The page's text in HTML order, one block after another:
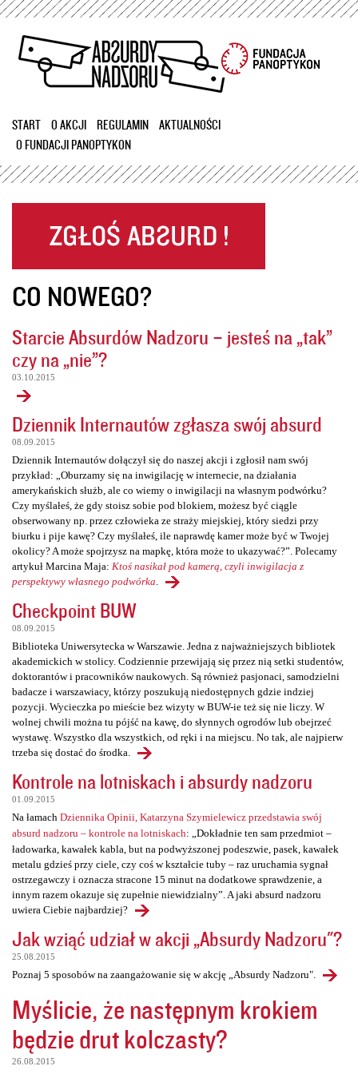
Przejdź
treści
START O AKCJI REGULAMIN
AKTUALNOŚCI
O FUNDACJI PANOPTYKON
CO NOWEGO?
Starcie Absurdów Nadzoru – jesteś na „tak”
czy na „nie”?
03.10.2015
Dziennik Internautów zgłasza swój absurd
08.09.2015
Dziennik Internautów dołączył się do naszej akcji i zgłosił nam swój
przykład: „Oburzamy się na inwigilację w internecie, na działania
amerykańskich służb, ale co wiemy o inwigilacji na własnym podwórku?
Czy myślałeś, że gdy stoisz sobie pod blokiem, możesz być ciągle
obserwowany np. przez człowieka ze straży miejskiej, który siedzi przy
biurku i pije kawę? Czy myślałeś, ile naprawdę kamer może być w Twojej
okolicy? A może spojrzysz na mapkę, która może to ukazywać?”. Polecamy
artykuł Marcina Maja: Ktoś nasikał pod kamerą, czyli inwigilacja z
perspektywy własnego podwórka
Checkpoint BUW
08.09.2015
Biblioteka Uniwersytecka w Warszawie. Jedna z najważniejszych bibliotek
akademickich w stolicy. Codziennie przewijają się przez nią setki studentów,
doktorantów i pracowników naukowych. Są również pasjonaci, samodzielni
badacze i warszawiacy, którzy poszukują niedostępnych gdzie indziej
pozycji. Wycieczka po mieście bez wizyty w BUW-ie też się nie liczy. W
wolnej chwili można tu pójść na kawę, do słynnych ogrodów lub obejrzeć
wystawę. Wszystko dla wszystkich, od ręki i na miejscu. No tak, ale najpierw
trzeba się dostać do środka.
Kontrole na lotniskach i absurdy nadzoru
01.09.2015
Na łamach Dziennika Opinii, Katarzyna Szymielewicz przedstawia swój
absurd nadzoru – kontrole na lotniskach: „Dokładnie ten sam przedmiot –
ładowarka, kawałek kabla, but na podwyższonej podeszwie, pasek, kawałek
metalu gdzieś przy ciele, czy coś w kształcie tuby – raz uruchamia sygnał
ostrzegawczy i oznacza stracone 15 minut na dodatkowe sprawdzenie, a
innym razem okazuje się zupełnie niewidzialny”. A jaki absurd nadzoru
uwiera Ciebie najbardziej?
Jak wziąć udział w akcji „Absurdy Nadzoru"?
25.08.2015
Poznaj 5 sposobów na zaangażowanie się w akcję „Absurdy Nadzoru".
Myślicie, że następnym krokiem
będzie drut kolczasty?
26.08.2015